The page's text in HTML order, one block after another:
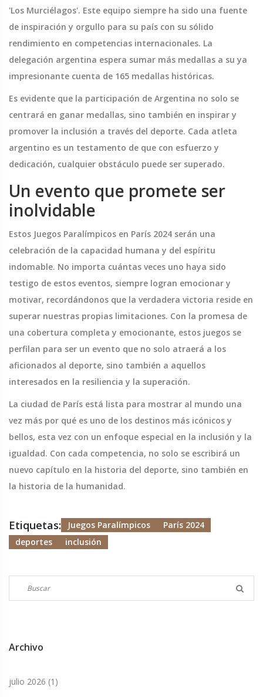
'Los Murciélagos'. Este equipo siempre ha sido una fuente
de inspiración y orgullo para su país con su sólido
rendimiento en competencias internacionales. La
delegación argentina espera sumar más medallas a su ya
impresionante cuenta de 165 medallas históricas.
Es evidente que la participación de Argentina no solo se
centrará en ganar medallas, sino también en inspirar y
promover la inclusión a través del deporte. Cada atleta
argentino es un testamento de que con esfuerzo y
dedicación, cualquier obstáculo puede ser superado.
Un evento que promete ser
inolvidable
Estos Juegos Paralímpicos en París 2024 serán una
celebración de la capacidad humana y del espíritu
indomable. No importa cuántas veces uno haya sido
testigo de estos eventos, siempre logran emocionar y
motivar, recordándonos que la verdadera victoria reside en
superar nuestras propias limitaciones. Con la promesa de
una cobertura completa y emocionante, estos juegos se
perfilan para ser un evento que no solo atraerá a los
aficionados al deporte, sino también a aquellos
interesados en la resiliencia y la superación.
La ciudad de París está lista para mostrar al mundo una
vez más por qué es uno de los destinos más icónicos y
bellos, esta vez con un enfoque especial en la inclusión y la
igualdad. Con cada competencia, no solo se escribirá un
nuevo capítulo en la historia del deporte, sino también en
la historia de la humanidad.
Etiquetas: Juegos Paralímpicos
París 2024
deportes
inclusión
Archivo
julio 2026 (1)